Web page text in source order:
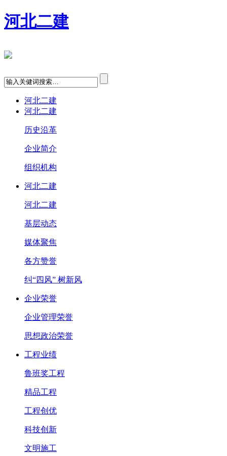
河北二建
河北二建
河北二建
历史沿革
企业简介
组织机构
河北二建
河北二建
基层动态
媒体聚焦
各方赞誉
纠“四风” 树新风
企业荣誉
企业管理荣誉
思想政治荣誉
工程业绩
鲁班奖工程
精品工程
工程创优
科技创新
文明施工